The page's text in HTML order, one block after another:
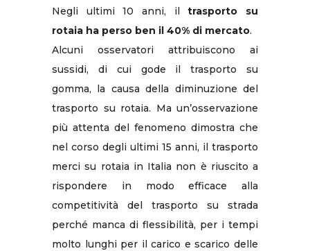
Negli ultimi 10 anni, iltrasporto su
rotaia ha perso ben il 40% di mercato.
Alcuni osservatori attribuiscono ai
sussidi, di cui gode il trasporto su
gomma, la causa della diminuzione del
trasporto su rotaia. Ma un’osservazione
più attenta del fenomeno dimostra che
nel corso degli ultimi 15 anni, il trasporto
merci su rotaia in Italia non è riuscito a
rispondere in modo efficace alla
competitività del trasporto su strada
perché manca di flessibilità, per i tempi
molto lunghi per il carico e scarico delle